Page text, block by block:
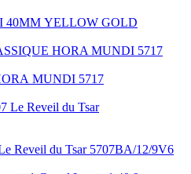
40MM YELLOW GOLD
MUNDI 5717
Reveil du Tsar 5707BA/12/9V6